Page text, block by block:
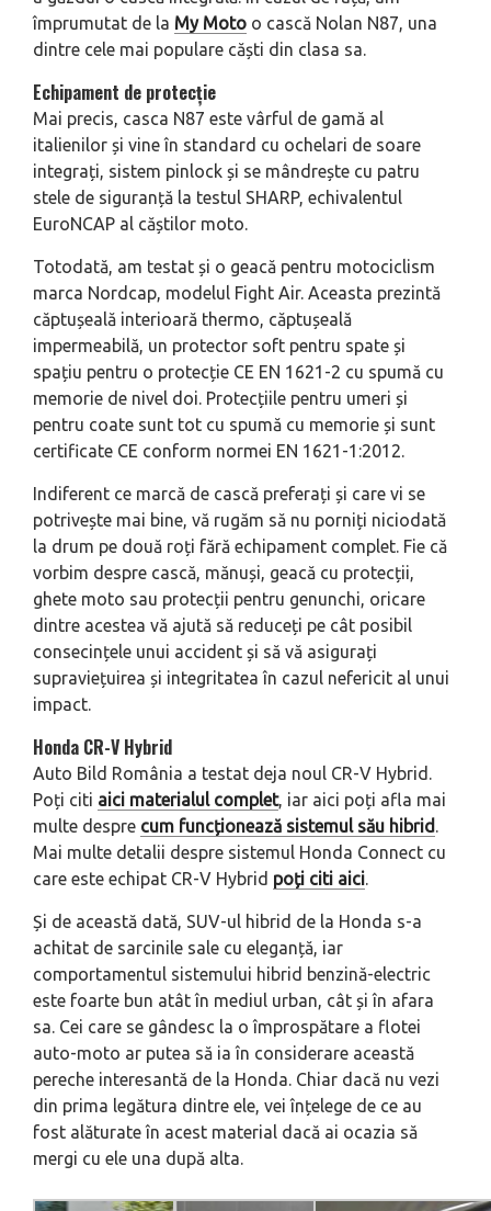
împrumutat de la My Moto o cască Nolan N87, una
dintre cele mai populare căști din clasa sa.
Echipament de protecție
Mai precis, casca N87 este vârful de gamă al
italienilor și vine în standard cu ochelari de soare
integrați, sistem pinlock și se mândrește cu patru
stele de siguranță la testul SHARP, echivalentul
EuroNCAP al căștilor moto.
Totodată, am testat și o geacă pentru motociclism
marca Nordcap, modelul Fight Air. Aceasta prezintă
căptușeală interioară thermo, căptușeală
impermeabilă, un protector soft pentru spate și
spațiu pentru o protecție CE EN 1621-2 cu spumă cu
memorie de nivel doi. Protecțiile pentru umeri și
pentru coate sunt tot cu spumă cu memorie și sunt
certificate CE conform normei EN 1621-1:2012.
Indiferent ce marcă de cască preferați și care vi se
potrivește mai bine, vă rugăm să nu porniți niciodată
la drum pe două roți fără echipament complet. Fie că
vorbim despre cască, mănuși, geacă cu protecții,
ghete moto sau protecții pentru genunchi, oricare
dintre acestea vă ajută să reduceți pe cât posibil
consecințele unui accident și să vă asigurați
supraviețuirea și integritatea în cazul nefericit al unui
impact.
Honda CR-V Hybrid
Auto Bild România a testat deja noul CR-V Hybrid.
Poți citi aici materialul complet, iar aici poți afla mai
multe despre cum funcționează sistemul său hibrid .
Mai multe detalii despre sistemul Honda Connect cu
care este echipat CR-V Hybrid poți citi aici.
Și de această dată, SUV-ul hibrid de la Honda s-a
achitat de sarcinile sale cu eleganță, iar
comportamentul sistemului hibrid benzină-electric
este foarte bun atât în mediul urban, cât și în afara
sa. Cei care se gândesc la o împrospătare a flotei
auto-moto ar putea să ia în considerare această
pereche interesantă de la Honda. Chiar dacă nu vezi
din prima legătura dintre ele, vei înțelege de ce au
fost alăturate în acest material dacă ai ocazia să
mergi cu ele una după alta.